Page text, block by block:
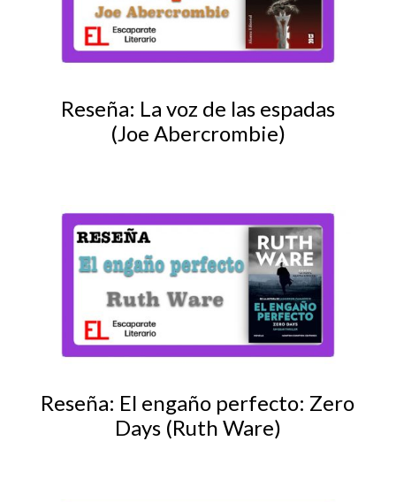
Reseña: La voz de las espadas
(Joe Abercrombie)
Reseña: El engaño perfecto: Zero
Days (Ruth Ware)